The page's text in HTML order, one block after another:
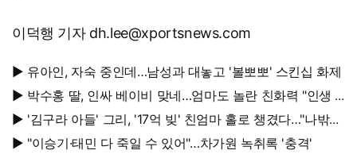
이덕행 기자 dh.lee@xportsnews.com
▶ 유아인, 자숙 중인데…남성과 대놓고 '볼뽀뽀' 스킨십 화제
▶ 박수홍 딸, 인싸 베이비 맞네…엄마도 놀란 친화력 "인생 N
회차"
▶ '김구라 아들' 그리, '17억 빚' 친엄마 홀로 챙겼다…"나밖에
없어, 연락 꾸준히 하는 중"
▶ "이승기·태민 다 죽일 수 있어"…차가원 녹취록 '충격'